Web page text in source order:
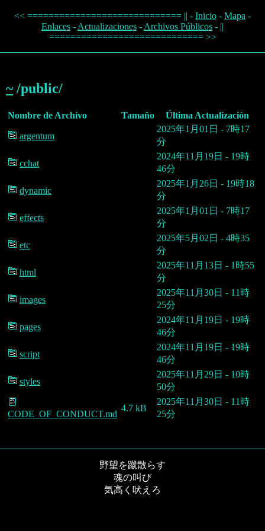
<< ============================= || - Inicio - Mapa -
Enlaces - Actualizaciones - Archivos Públicos - ||
============================= >>
~/public/
Nombre de Archivo Tamaño Última Actualización
argentum
2025年1月01日 - 7時17
分
cchat
2024年11月19日 - 19時
46分
dynamic
2025年1月26日 - 19時18
分
effects
2025年1月01日 - 7時17
分
etc
2025年5月02日 - 4時35
分
html
2025年11月13日 - 1時55
分
images
2025年11月30日 - 11時
25分
pages
2024年11月19日 - 19時
46分
script
2024年11月19日 - 19時
46分
styles
2025年11月29日 - 10時
50分
CODE_OF_CONDUCT.md
4.7 kB
2025年11月30日 - 11時
25分
野望を蹴散らす
魂の叫び
気高く吠えろ